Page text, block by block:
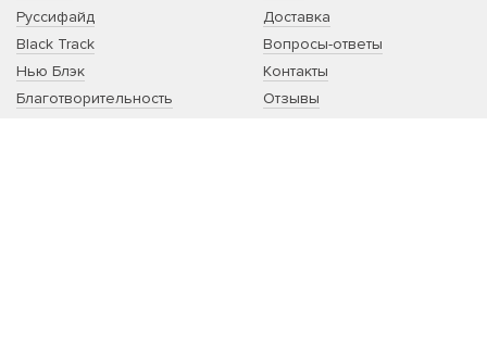
Руссифайд
Black Track
Нью Блэк
Благотворительность
Доставка
Вопросы-ответы
Контакты
Отзывы